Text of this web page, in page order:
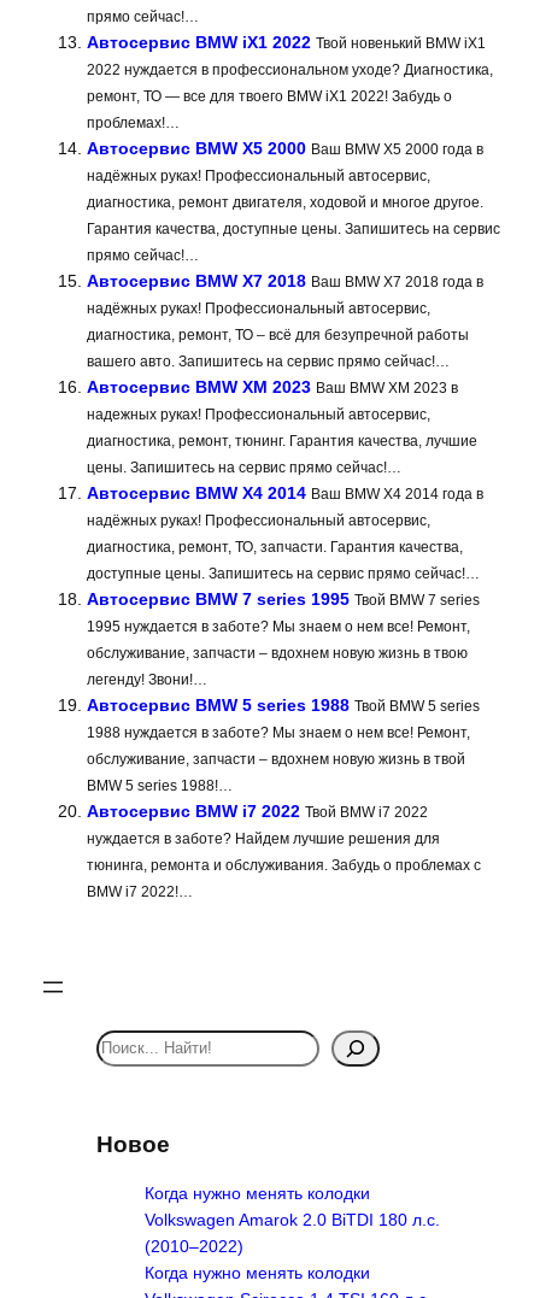
прямо сейчас!…
Автосервис BMW iX1 2022 Твой новенький BMW iX1
2022 нуждается в профессиональном уходе? Диагностика,
ремонт, ТО — все для твоего BMW iX1 2022! Забудь о
проблемах!…
Автосервис BMW X5 2000 Ваш BMW X5 2000 года в
надёжных руках! Профессиональный автосервис,
диагностика, ремонт двигателя, ходовой и многое другое.
Гарантия качества, доступные цены. Запишитесь на сервис
прямо сейчас!…
Автосервис BMW X7 2018 Ваш BMW X7 2018 года в
надёжных руках! Профессиональный автосервис,
диагностика, ремонт, ТО – всё для безупречной работы
вашего авто. Запишитесь на сервис прямо сейчас!…
Автосервис BMW XM 2023 Ваш BMW XM 2023 в
надежных руках! Профессиональный автосервис,
диагностика, ремонт, тюнинг. Гарантия качества, лучшие
цены. Запишитесь на сервис прямо сейчас!…
Автосервис BMW X4 2014 Ваш BMW X4 2014 года в
надёжных руках! Профессиональный автосервис,
диагностика, ремонт, ТО, запчасти. Гарантия качества,
доступные цены. Запишитесь на сервис прямо сейчас!…
Автосервис BMW 7 series 1995 Твой BMW 7 series
1995 нуждается в заботе? Мы знаем о нем все! Ремонт,
обслуживание, запчасти – вдохнем новую жизнь в твою
легенду! Звони!…
Автосервис BMW 5 series 1988 Твой BMW 5 series
1988 нуждается в заботе? Мы знаем о нем все! Ремонт,
обслуживание, запчасти – вдохнем новую жизнь в твой
BMW 5 series 1988!…
Автосервис BMW i7 2022 Твой BMW i7 2022
нуждается в заботе? Найдем лучшие решения для
тюнинга, ремонта и обслуживания. Забудь о проблемах с
BMW i7 2022!…
S
e
c
Новое
Когда нужно менять колодки
Volkswagen Amarok 2.0 BiTDI 180 л.с.
(2010–2022)
Когда нужно менять колодки